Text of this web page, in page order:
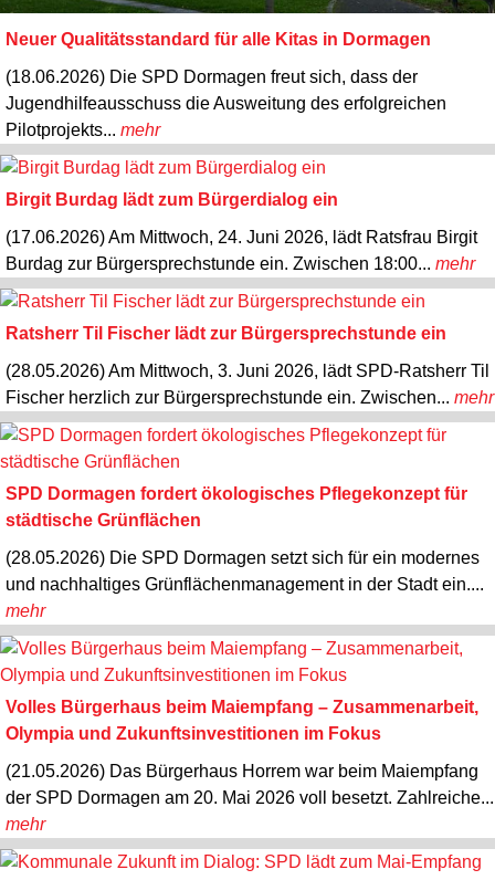
Neuer Qualitätsstandard für alle Kitas in Dormagen
(18.06.2026) Die SPD Dormagen freut sich, dass der
Jugendhilfeausschuss die Ausweitung des erfolgreichen
Pilotprojekts... mehr
Birgit Burdag lädt zum Bürgerdialog ein
(17.06.2026) Am Mittwoch, 24. Juni 2026, lädt Ratsfrau Birgit
Burdag zur Bürgersprechstunde ein. Zwischen 18:00... mehr
Ratsherr Til Fischer lädt zur Bürgersprechstunde ein
(28.05.2026) Am Mittwoch, 3. Juni 2026, lädt SPD-Ratsherr Til
Fischer herzlich zur Bürgersprechstunde ein. Zwischen... mehr
SPD Dormagen fordert ökologisches Pflegekonzept für
städtische Grünflächen
(28.05.2026) Die SPD Dormagen setzt sich für ein modernes
und nachhaltiges Grünflächenmanagement in der Stadt ein....
mehr
Volles Bürgerhaus beim Maiempfang – Zusammenarbeit,
Olympia und Zukunftsinvestitionen im Fokus
(21.05.2026) Das Bürgerhaus Horrem war beim Maiempfang
der SPD Dormagen am 20. Mai 2026 voll besetzt. Zahlreiche...
mehr